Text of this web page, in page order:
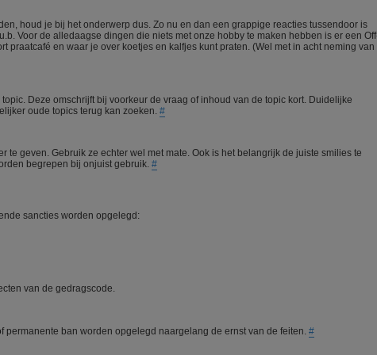
houd je bij het onderwerp dus. Zo nu en dan een grappige reacties tussendoor is
Voor de alledaagse dingen die niets met onze hobby te maken hebben is er een
praatcafé en waar je over koetjes en kalfjes kunt praten. (Wel met in acht neming van
Deze omschrijft bij voorkeur de vraag of inhoud van de topic kort. Duidelijke
oude topics terug kan zoeken. #
te geven. Gebruik ze echter wel met mate. Ook is het belangrijk de juiste smilies te
begrepen bij onjuist gebruik. #
sancties worden opgelegd:
van de gedragscode.
ban worden opgelegd naargelang de ernst van de feiten. #